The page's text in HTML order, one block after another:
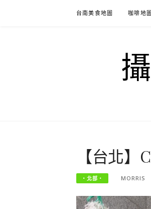
台南美食地圖 咖啡地圖
【台北
‧北部‧ MORRIS